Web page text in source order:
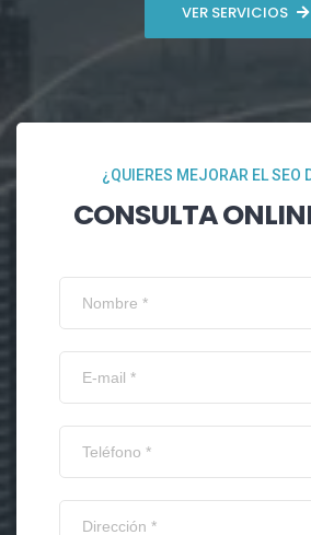
VER SERVICIOS
¿QUIERES MEJORAR EL SEO
CONSULTA